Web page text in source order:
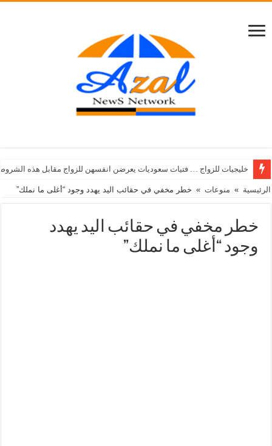
خليجيات للزواج … فتيات سعوديات يعرضن انفسهن للزواج مقابل هذه
الرئيسية » منوعات » خطر مخفي في حقائب اليد يهدد وجود “أغلى ما نملك”
خطر مخفي في حقائب اليد يهدد
وجود “أغلى ما نملك”